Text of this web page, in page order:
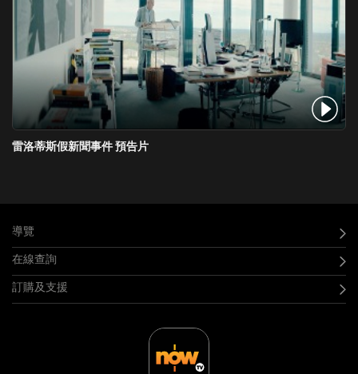
雷洛蒂斯假新聞事件 預告片
導覽
在線查詢
訂購及支援